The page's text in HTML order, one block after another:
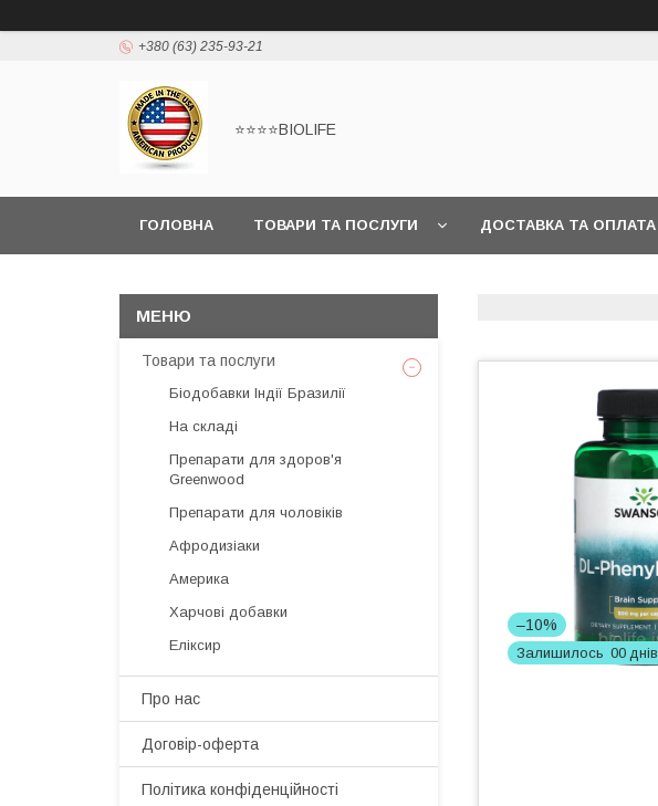
+380 (63) 235-93-21
⭐⭐⭐⭐BIOLIFE
ГОЛОВНА ТОВАРИ ТА ПОСЛУГИ ДОСТАВКА ТА ОПЛАТА
–10%
Залишилось 00 днів
Товари та послуги
Біодобавки Індії Бразилії
На складі
Препарати для здоров'я
Greenwood
Препарати для чоловіків
Афродизіаки
Америка
Харчові добавки
Еліксир
Про нас
Договір-оферта
Політика конфіденційності